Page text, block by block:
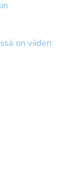
on viiden